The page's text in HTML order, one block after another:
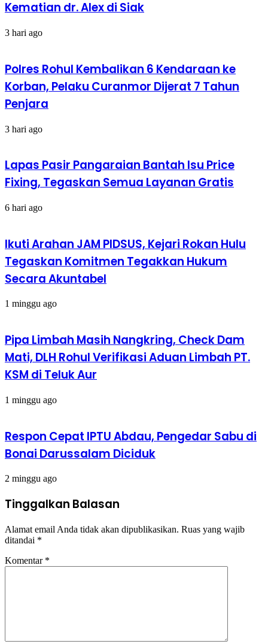
Kematian dr. Alex di Siak
3 hari ago
Polres Rohul Kembalikan 6 Kendaraan ke
Korban, Pelaku Curanmor Dijerat 7 Tahun
Penjara
3 hari ago
Lapas Pasir Pangaraian Bantah Isu Price
Fixing, Tegaskan Semua Layanan Gratis
6 hari ago
Ikuti Arahan JAM PIDSUS, Kejari Rokan Hulu
Tegaskan Komitmen Tegakkan Hukum
Secara Akuntabel
1 minggu ago
Pipa Limbah Masih Nangkring, Check Dam
Mati, DLH Rohul Verifikasi Aduan Limbah PT.
KSM di Teluk Aur
1 minggu ago
Respon Cepat IPTU Abdau, Pengedar Sabu di
Bonai Darussalam Diciduk
2 minggu ago
Tinggalkan Balasan
Alamat email Anda tidak akan dipublikasikan. Ruas yang wajib
ditandai *
Komentar *